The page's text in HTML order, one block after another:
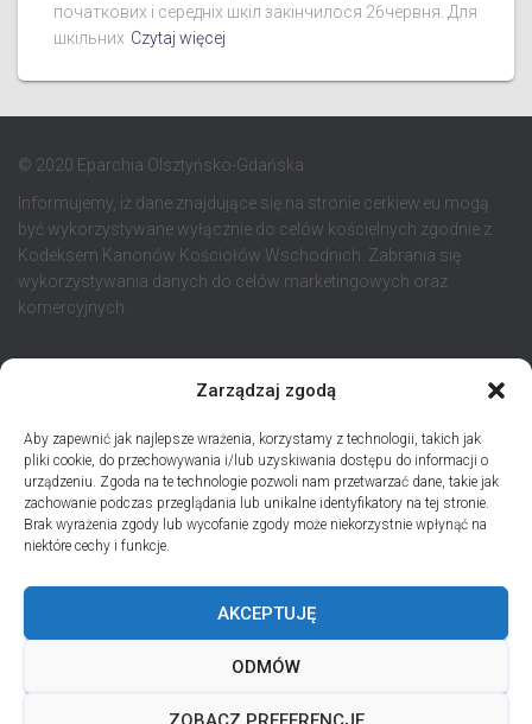
Zarządzaj zgodą
Aby zapewnić jak najlepsze wrażenia, korzystamy z technologii, takich jak
pliki cookie, do przechowywania i/lub uzyskiwania dostępu do informacji o
urządzeniu. Zgoda na te technologie pozwoli nam przetwarzać dane, takie jak
zachowanie podczas przeglądania lub unikalne identyfikatory na tej stronie.
Brak wyrażenia zgody lub wycofanie zgody może niekorzystnie wpłynąć na
niektóre cechy i funkcje.
AKCEPTUJĘ
ODMÓW
початкових і середніх шкіл закінчилося 26червня. Для
шкільних Czytaj więcej
© 2020 Eparchia Olsztyńsko-Gdańska
Informujemy, iż dane znajdujące się na stronie cerkiew.eu mogą
być wykorzystywane wyłącznie do celów kościelnych zgodnie z
Kodeksem Kanonów Kościołów Wschodnich. Zabrania się
wykorzystywania danych do celów marketingowych oraz
komercyjnych.
STRONA GŁÓWNA AKTUALNOŚCI EPARCHIA
INSTYTUCJE
PRO MEMORIA MIĘDZYOBRZĄDKOWE
PODCAST PORZUĆ TROSKI BŁAHOWIST